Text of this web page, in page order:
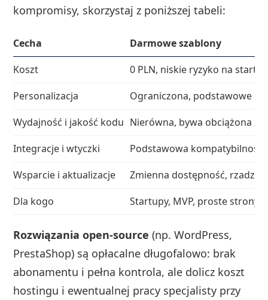
kompromisy, skorzystaj z poniższej tabeli:
Cecha
Darmowe szablony
Koszt
0 PLN, niskie ryzyko na start
Personalizacja
Ograniczona, podstawowe
Wydajność i jakość kodu Nierówna, bywa obciążona
Integracje i wtyczki
Podstawowa kompatybilność
Wsparcie i aktualizacje
Zmienna dostępność,
Dla kogo
Startupy, MVP, proste strony i
Rozwiązania open‑source (np. WordPress,
PrestaShop) są opłacalne długofalowo: brak
abonamentu i pełna kontrola, ale dolicz koszt
hostingu i ewentualnej pracy specjalisty przy